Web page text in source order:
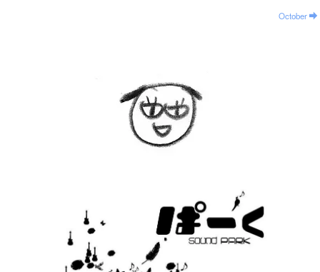
October